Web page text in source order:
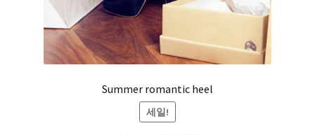
Summer romantic heel
세일!